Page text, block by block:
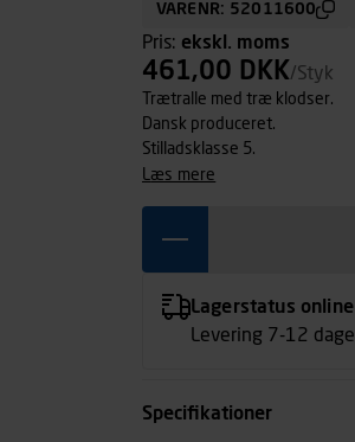
VARENR: 52011600
Pris: ekskl. moms
461,00 DKK/Styk
Trætralle med træ klodser.
Dansk produceret.
Stilladsklasse 5.
læs mere
Lagerstatus online
Levering 7-12 dage
Specifikationer